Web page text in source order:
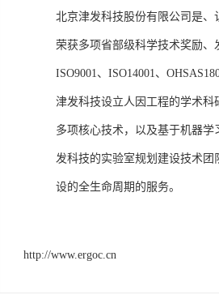
北京津发科技股份有限公司是
荣获多项省部级科学技术奖励、
ISO9001、ISO14001、
津发科技设立人因工程的学术
多项核心技术，以及基于机器
发科技的实验室规划建设技术
设的全生命周期的服务。
http://www.ergoc.cn